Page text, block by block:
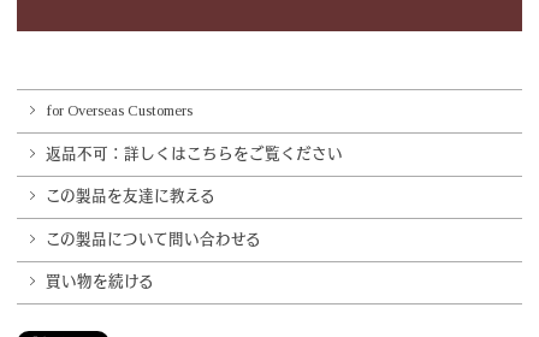
for Overseas Customers
返品不可：詳しくはこちらをご覧ください
この製品を友達に教える
この製品について問い合わせる
買い物を続ける